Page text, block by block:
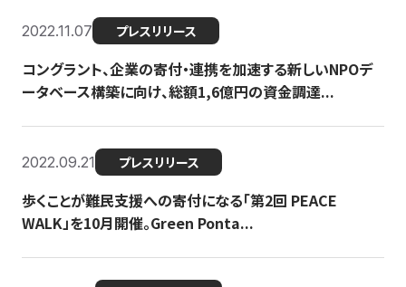
2022.11.07 プレスリリース
コングラント、企業の寄付・連携を加速する新しいNPOデ
ータベース構築に向け、総額1,6億円の資金調達...
2022.09.21 プレスリリース
歩くことが難民支援への寄付になる「第2回 PEACE
WALK」を10月開催。Green Ponta...